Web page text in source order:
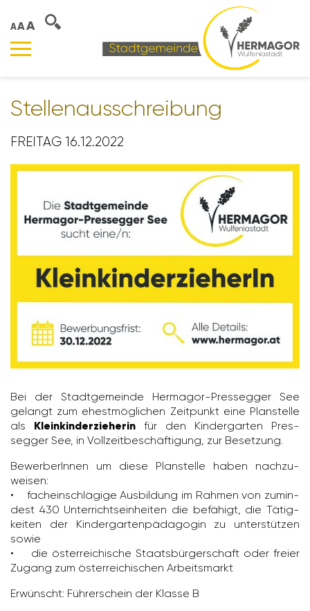
AAA
Stel­len­aus­schrei­bung
FREITAG 16.12.2022
Bei der Stadt­ge­meinde Hermagor-Pres­segger See
gelangt zum ehest­mög­li­chen Zeit­punkt eine Plan­stelle
als Kleinkinderzieherin für den Kinder­garten Pres­
segger See, in Voll­zeit­be­schäf­ti­gung, zur Beset­zung.
Bewer­be­rInnen um diese Plan­stelle haben nach­zu­
weisen:
• fach­ein­schlä­gige Ausbil­dung im Rahmen von zumin­
dest 430 Unter­richts­ein­heiten die befä­higt, die Tätig­
keiten der Kinder­gar­ten­päd­agogin zu unter­stützen
sowie
• die öster­rei­chi­sche Staats­bür­ger­schaft oder freier
Zugang zum öster­rei­chi­schen Arbeits­markt
Erwünscht: Führer­schein der Klasse B